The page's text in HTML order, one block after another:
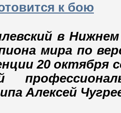
к бою
в
мира по
20
Алексей